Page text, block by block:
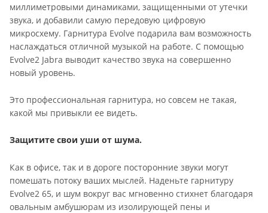
миллиметровыми динамиками, защищенными от утечки
звука, и добавили самую передовую цифровую
микросхему. Гарнитура Evolve подарила вам возможность
наслаждаться отличной музыкой на работе. С помощью
Evolve2 Jabra выводит качество звука на совершенно
новый уровень.
Это профессиональная гарнитура, но совсем не такая,
какой мы привыкли ее видеть.
Защитите свои уши от шума.
Как в офисе, так и в дороге посторонние звуки могут
помешать потоку ваших мыслей. Наденьте гарнитуру
Evolve2 65, и шум вокруг вас мгновенно стихнет благодаря
овальным амбушюрам из изолирующей пены и